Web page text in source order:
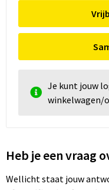
Je kunt jouw
winkelwagen/
Heb je een vraag
Wellicht staat jouw